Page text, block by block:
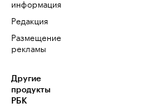
информация
Редакция
Размещение
рекламы
Другие
продукты
РБК